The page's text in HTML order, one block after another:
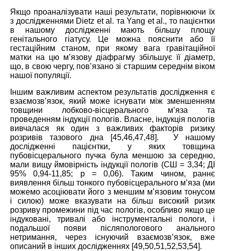
Якщо проаналізувати наші результати, порівнюючи їх
з дослідженнями Dietz et al. та Yang et al., то пацієнтки
в нашому дослідженні мають більшу площу
генітального гіатусу. Це можна пояснити або її
гестаційним станом, при якому вага гравітаційної
матки на цю м’язову діафрагму збільшує її діаметр,
що, в свою чергу, пов’язано зі старшим середнім віком
нашої популяції.
Іншим важливим аспектом результатів дослідження є
взаємозв’язок, який може існувати між зменшенням
товщини лобково-вісцерального м’яза та
проведенням індукції пологів. Власне, індукція пологів
вивчалася як один з важливих факторів ризику
розривів тазового дна [45,46,47,48]. У нашому
дослідженні пацієнтки, у яких товщина
пубовісцерального пучка була меншою за середню,
мали вищу ймовірність індукції пологів (СШ = 3,34; ДІ
95% 0,94-11,85; р = 0,06). Таким чином, раннє
виявлення більш тонкого пубовісцерального м’яза (ми
можемо асоціювати його з меншим м’язовим тонусом
і силою) може вказувати на більш високий ризик
розриву промежини під час пологів, особливо якщо це
індуковані, тривалі або інструментальні пологи, і
подальшої появи післяпологового анального
нетримання, через існуючий взаємозв’язок, вже
описаний в інших дослідженнях [49,50,51,52,53,54].